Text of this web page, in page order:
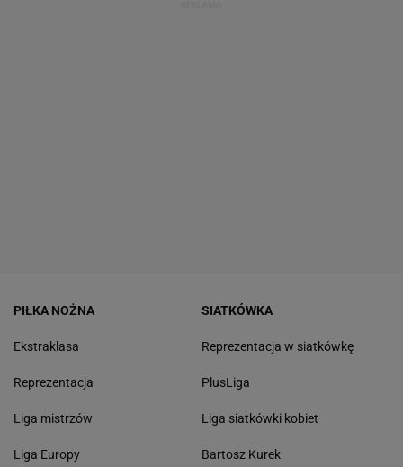
PIŁKA NOŻNA
Ekstraklasa
Reprezentacja
Liga mistrzów
Liga Europy
SIATKÓWKA
Reprezentacja w siatkówkę
PlusLiga
Liga siatkówki kobiet
Bartosz Kurek